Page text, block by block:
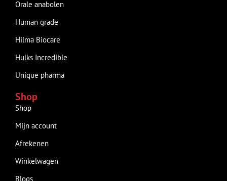
Orale anabolen
Human grade
Hilma Biocare
Hulks Incredible
Unique pharma
Shop
Shop
Mijn account
Afrekenen
Winkelwagen
Blogs